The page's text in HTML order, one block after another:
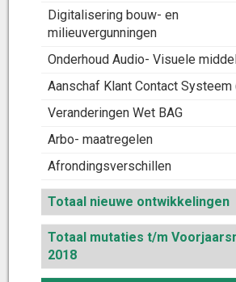
Digitalisering bouw- en
milieuvergunningen
Onderhoud Audio- Visuele
Aanschaf Klant Contact Systeem
Veranderingen Wet BAG
Arbo- maatregelen
Afrondingsverschillen
Totaal nieuwe ontwikkelingen
Totaal mutaties t/m
2018